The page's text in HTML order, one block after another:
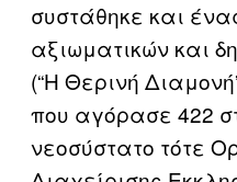
συστάθηκε και
αξιωματικών και
(“Η Θερινή
που αγόρασε 422
νεοσύστατο τότε